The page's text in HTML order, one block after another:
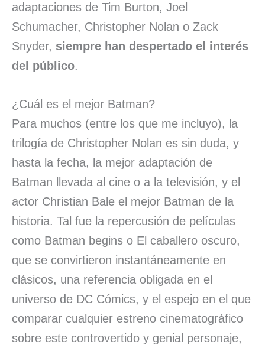
adaptaciones de Tim Burton, Joel
Schumacher, Christopher Nolan o Zack
Snyder, siempre han despertado el interés
del público.
¿Cuál es el mejor Batman?
Para muchos (entre los que me incluyo), la
trilogía de Christopher Nolan es sin duda, y
hasta la fecha, la mejor adaptación de
Batman llevada al cine o a la televisión, y el
actor Christian Bale el mejor Batman de la
historia. Tal fue la repercusión de películas
como Batman begins o El caballero oscuro,
que se convirtieron instantáneamente en
clásicos, una referencia obligada en el
universo de DC Cómics, y el espejo en el que
comparar cualquier estreno cinematográfico
sobre este controvertido y genial personaje,